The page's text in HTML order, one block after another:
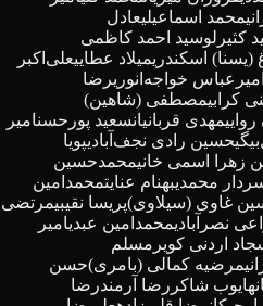
محمد اسماعیلیعادل
کثیرلوسید احمد کاظمی
(یسنا) اسکندریمیلاد عطاییعلی‌اکبر
امیرعباس خواجه‌انوریرضا
کرابیمصطفی (شاهین)
رواییمهدی قربانیانسعید پورحسنامیر
حسین رادی نجف‌آبادیپویا
زهرا اسمی خانیمحمدحسین
محمدیبهنام عنایتمحمدامین
غاوی (سیلاوی)پریسا نقیبیمرتضی
نصرآبادیمحمدامین عبدیامیر
اردنی کویر مسلم
مرضیه کمالی (بامری)حسن
ایوب شاکر رضا آرمندرضا